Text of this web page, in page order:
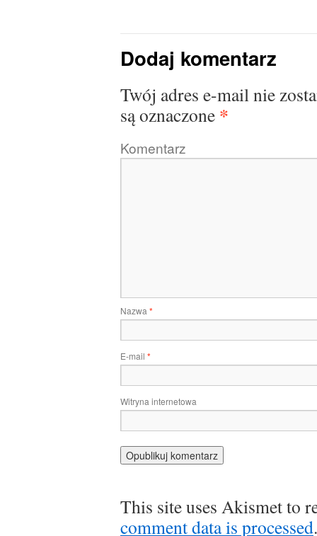
Dodaj komentarz
Twój adres e-mail nie
są oznaczone *
Komentarz
Nazwa *
E-mail *
Witryna internetowa
This site uses Akismet to
comment data is processed.